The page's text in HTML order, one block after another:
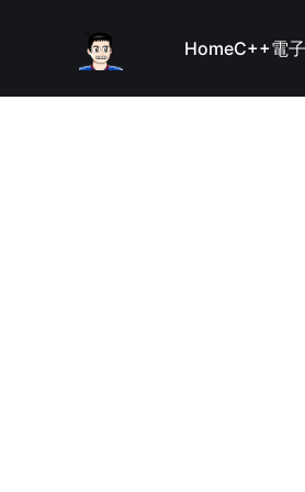
HomeC++電